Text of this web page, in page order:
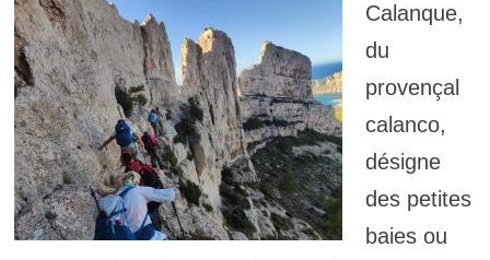
Calanque,
du
provençal
calanco,
désigne
des petites
baies ou